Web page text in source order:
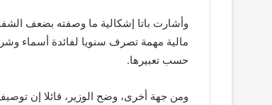
وأشارت باتا إشكالية ما وصفته بضعف
مالية مهمة تصرف سنويا لفائدة أسماء
حسب تعبيرها.
ومن جهة أخرى، وضح الوزير، قائلا إن